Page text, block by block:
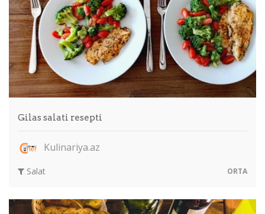
Gilas salati resepti
Kulinariya.az
Salat ORTA